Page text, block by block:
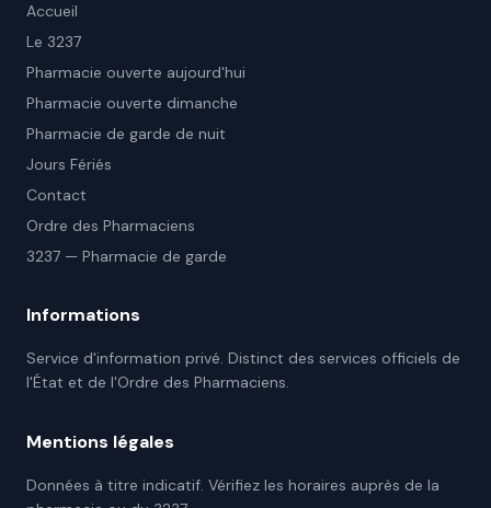
Accueil
Le 3237
Pharmacie ouverte aujourd'hui
Pharmacie ouverte dimanche
Pharmacie de garde de nuit
Jours Fériés
Contact
Ordre des Pharmaciens
3237 — Pharmacie de garde
Informations
Service d'information privé. Distinct des services officiels de
l'État et de l'Ordre des Pharmaciens.
Mentions légales
Données à titre indicatif. Vérifiez les horaires auprès de la